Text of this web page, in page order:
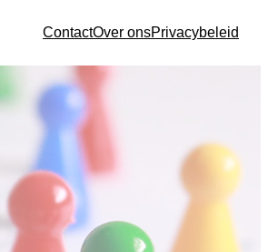
ContactOver onsPrivacybeleid